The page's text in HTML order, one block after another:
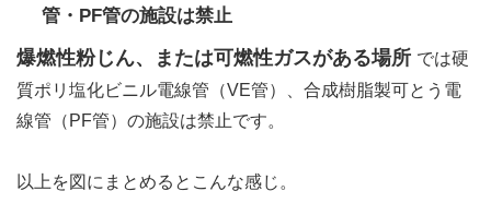
管・PF管の施設は禁止
爆燃性粉じん、または可燃性ガスがある場所 では硬
質ポリ塩化ビニル電線管（VE管）、合成樹脂製可とう電
線管（PF管）の施設は禁止です。
以上を図にまとめるとこんな感じ。